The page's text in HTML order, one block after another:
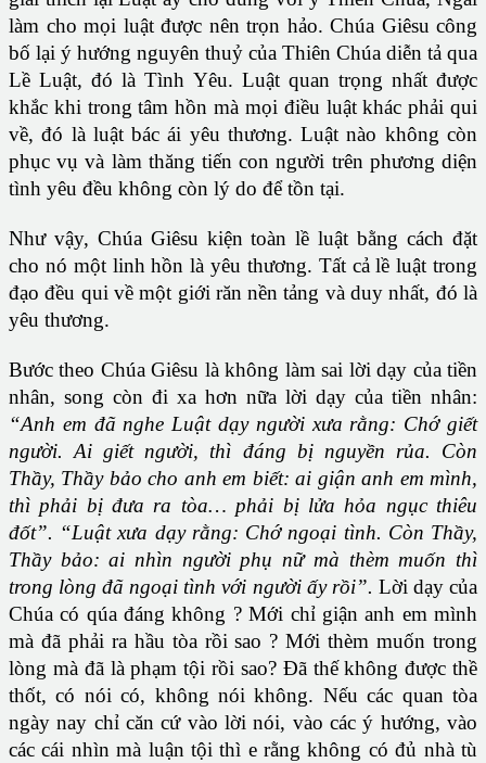
làm cho mọi luật được nên trọn hảo. Chúa Giêsu công
bố lại ý hướng nguyên thuỷ của Thiên Chúa diễn tả qua
Lề Luật, đó là Tình Yêu. Luật quan trọng nhất được
khắc khi trong tâm hồn mà mọi điều luật khác phải qui
về, đó là luật bác ái yêu thương. Luật nào không còn
phục vụ và làm thăng tiến con người trên phương diện
tình yêu đều không còn lý do để tồn tại.
Như vậy, Chúa Giêsu kiện toàn lề luật bằng cách đặt
cho nó một linh hồn là yêu thương. Tất cả lề luật trong
đạo đều qui về một giới răn nền tảng và duy nhất, đó là
yêu thương.
Bước theo Chúa Giêsu là không làm sai lời dạy của tiền
nhân, song còn đi xa hơn nữa lời dạy của tiền nhân:
“Anh em đã nghe Luật dạy người xưa rằng: Chớ giết
người. Ai giết người, thì đáng bị nguyền rủa. Còn
Thầy, Thầy bảo cho anh em biết: ai giận anh em mình,
thì phải bị đưa ra tòa… phải bị lửa hỏa ngục thiêu
đốt”. “Luật xưa dạy rằng: Chớ ngoại tình. Còn Thầy,
Thầy bảo: ai nhìn người phụ nữ mà thèm muốn thì
trong lòng đã ngoại tình với người ấy rồi”. Lời dạy của
Chúa có qúa đáng không ? Mới chỉ giận anh em mình
mà đã phải ra hầu tòa rồi sao ? Mới thèm muốn trong
lòng mà đã là phạm tội rồi sao? Đã thế không được thề
thốt, có nói có, không nói không. Nếu các quan tòa
ngày nay chỉ căn cứ vào lời nói, vào các ý hướng, vào
các cái nhìn mà luận tội thì e rằng không có đủ nhà tù